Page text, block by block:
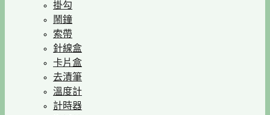
掛勾
鬧鐘
索帶
針線盒
卡片盒
去漬筆
溫度計
計時器